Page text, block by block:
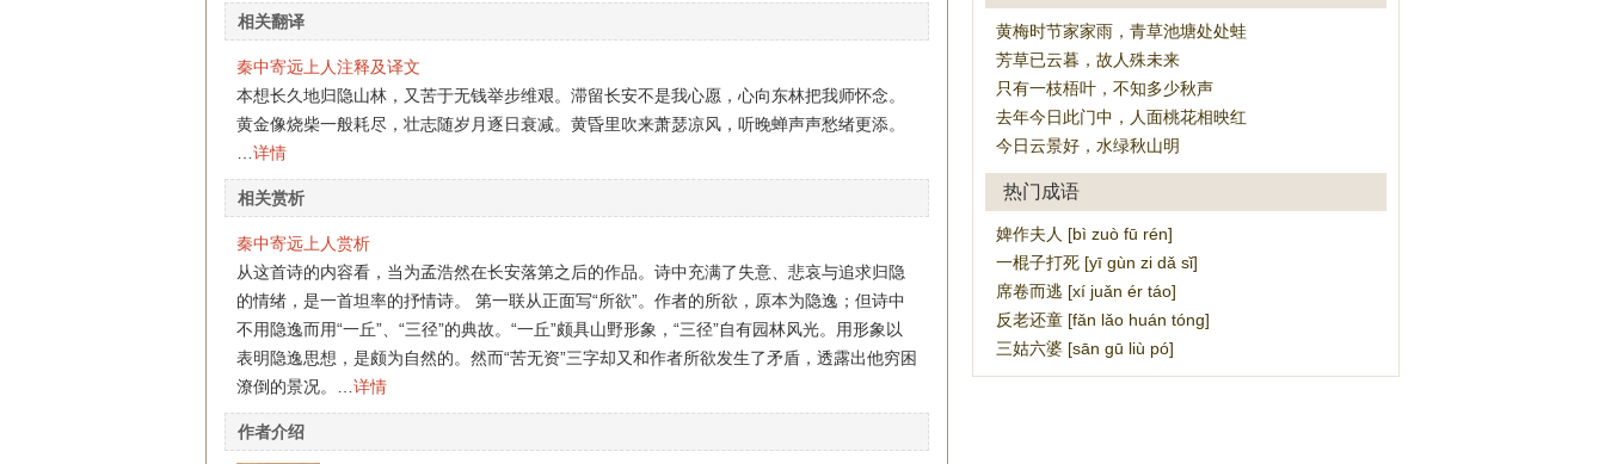
相关翻译
秦中寄远上人注释及译文
本想长久地归隐山林，又苦于无钱举步维艰。滞留长安不是我心愿，心向东林把我师怀念。
黄金像烧柴一般耗尽，壮志随岁月逐日衰减。黄昏里吹来萧瑟凉风，听晚蝉声声愁绪更添。
详情
相关赏析
秦中寄远上人赏析
从这首诗的内容看，当为孟浩然在长安落第之后的作品。诗中充满了失意、悲哀与追求归隐
的情绪，是一首坦率的抒情诗。 第一联从正面写“所欲”。作者的所欲，原本为隐逸；但诗中
不用隐逸而用“一丘”、“三径”的典故。“一丘”颇具山野形象，“三径”自有园林风光。用形象以
表明隐逸思想，是颇为自然的。然而“苦无资”三字却又和作者所欲发生了矛盾，透露出他穷困
潦倒的景况。… 详情
作者介绍
黄梅时节家家雨，青草池塘处处蛙
芳草已云暮，故人殊未来
只有一枝梧叶，不知多少秋声
去年今日此门中，人面桃花相映红
今日云景好，水绿秋山明
热门成语
婢作夫人 [bì zuò fū rén]
一棍子打死 [yī gùn zi dǎ sǐ]
席卷而逃 [xí juǎn ér táo]
反老还童 [fǎn lǎo huán tóng]
三姑六婆 [sān gū liù pó]